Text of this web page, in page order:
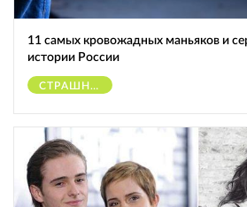
11 самых кровожадных маньяков и
истории России
СТРАШНОЕ